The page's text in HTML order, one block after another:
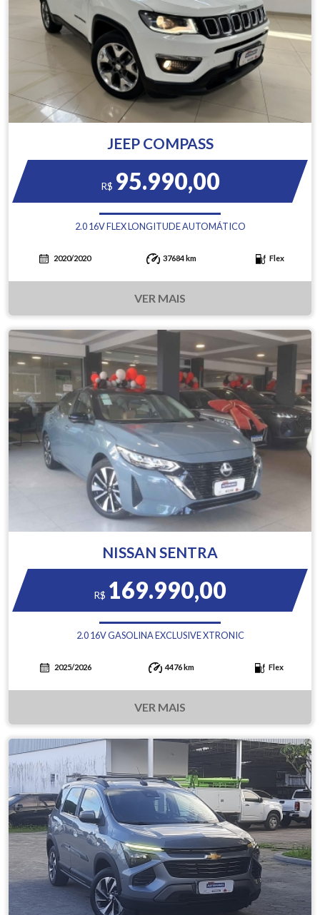
JEEP COMPASS
R$ 95.990,00
2.0 16V FLEX LONGITUDE AUTOMÁTICO
2020/2020 37684 km Flex
VER MAIS
NISSAN SENTRA
R$ 169.990,00
2.0 16V GASOLINA EXCLUSIVE XTRONIC
2025/2026 4476 km Flex
VER MAIS